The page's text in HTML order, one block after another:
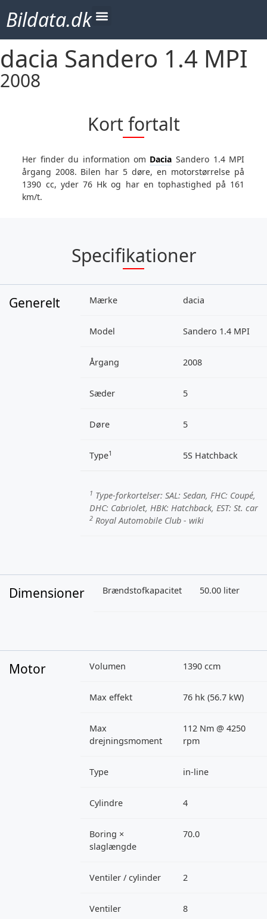
Bildata.dk
dacia Sandero 1.4 MPI
2008
Kort fortalt
Her finder du information om Dacia Sandero 1.4 MPI
årgang 2008. Bilen har 5 døre, en motorstørrelse på
1390 cc, yder 76 Hk og har en tophastighed på 161
km/t.
Specifikationer
Generelt Mærke dacia
Model Sandero 1.4 MPI
Årgang 2008
Sæder 5
Døre 5
Type1 5S Hatchback
1 Type-forkortelser: SAL: Sedan, FHC: Coupé,
DHC: Cabriolet, HBK: Hatchback, EST: St. car
2 Royal Automobile Club - wiki
Dimensioner Brændstofkapacitet 50.00 liter
Motor Volumen 1390 ccm
Max effekt 76 hk (56.7 kW)
Max
drejningsmoment
112 Nm @ 4250
rpm
Type in-line
Cylindre 4
Boring ×
slaglængde
70.0
Ventiler / cylinder 2
Ventiler 8